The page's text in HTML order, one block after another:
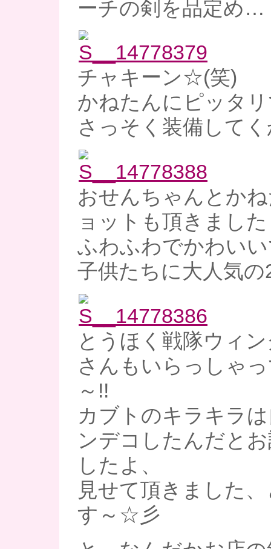
ーチの剣を品定め…
チャキーン☆(笑)
かねたんにピッタ
さっそく装備して
おせんちゃんとか
ョットも頂きまし
ふわふわでかわい
子供たちに大人気
とうほく戦隊ウィ
さんもいらっしゃ
～!!
カブトのキラキラ
ンデコしたんだと
したよ、
見せて頂きました
す～☆彡